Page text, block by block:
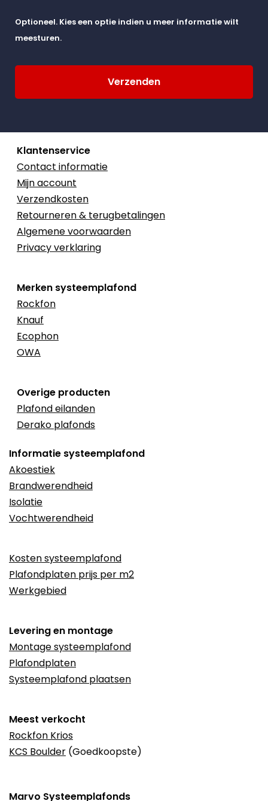
Optioneel. Kies een optie indien u meer informatie wilt
meesturen.
Klantenservice
Contact informatie
Mijn account
Verzendkosten
Retourneren & terugbetalingen
Algemene voorwaarden
Privacy verklaring
Merken systeemplafond
Rockfon
Knauf
Ecophon
OWA
Overige producten
Plafond eilanden
Derako plafonds
Informatie systeemplafond
Akoestiek
Brandwerendheid
Isolatie
Vochtwerendheid
Kosten systeemplafond
Plafondplaten prijs per m2
Werkgebied
Levering en montage
Montage systeemplafond
Plafondplaten
Systeemplafond plaatsen
Meest verkocht
Rockfon Krios
KCS Boulder (Goedkoopste)
Marvo Systeemplafonds